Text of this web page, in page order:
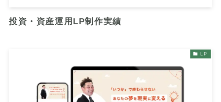
投資・資産運用LP制作実績
LP